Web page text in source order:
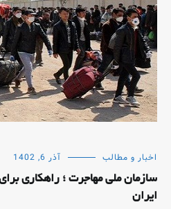
اخبار و مطالب آذر 6, 1402
سازمان ملی مهاجرت ؛ راهکاری
ایران